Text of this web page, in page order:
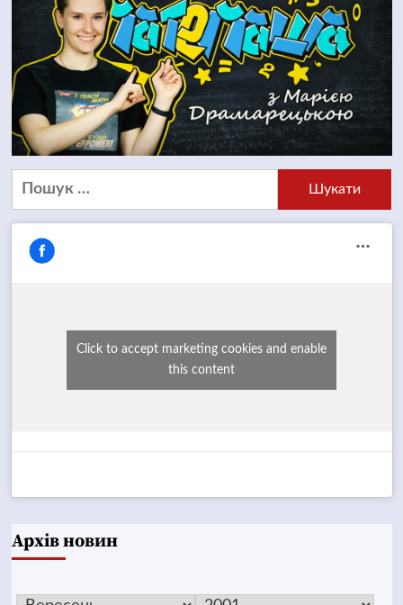
Пошук:
Click to accept marketing cookies and enable
this content
Архів новин